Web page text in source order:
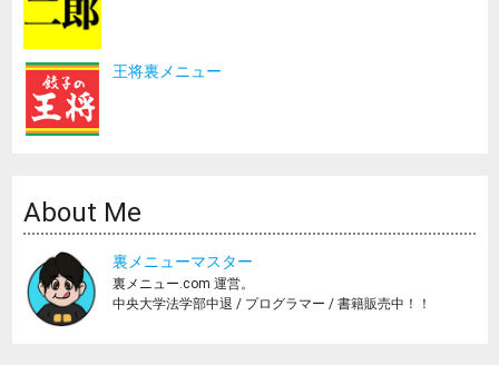
王将裏メニュー
About Me
裏メニューマスター
裏メニュー.com 運営。
中央大学法学部中退 / プログラマー / 書籍販売中！！